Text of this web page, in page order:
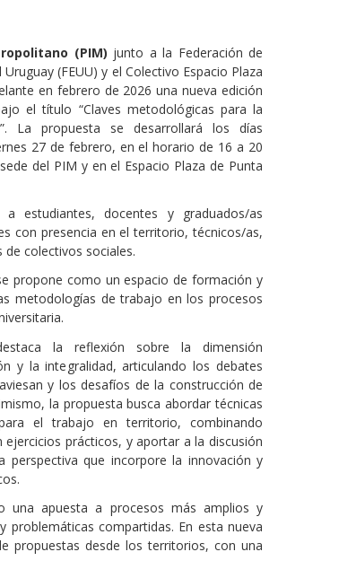
(PIM) junto a la Federación de
(FEUU) y el Colectivo Espacio Plaza
en febrero de 2026 una nueva edición
el título “Claves metodológicas para la
La propuesta se desarrollará los días
27 de febrero, en el horario de 16 a 20
del PIM y en el Espacio Plaza de Punta
estudiantes, docentes y graduados/as
con presencia en el territorio, técnicos/as,
colectivos sociales.
propone como un espacio de formación y
metodologías de trabajo en los procesos
la reflexión sobre la dimensión
y la integralidad, articulando los debates
y los desafíos de la construcción de
la propuesta busca abordar técnicas
el trabajo en territorio, combinando
prácticos, y aportar a la discusión
perspectiva que incorpore la innovación y
una apuesta a procesos más amplios y
compartidas. En esta nueva
propuestas desde los territorios, con una